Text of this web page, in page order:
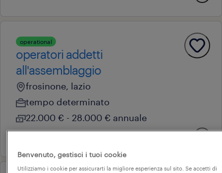
operational
operatori addetti
all'assemblaggio
frosinone, lazio
tempo determinato
22.000 € - 28.000 € annuale
Benvenuto, gestisci i tuoi cookie
Utilizziamo i cookie per assicurarti la migliore esperienza sul sito. Se accetti di